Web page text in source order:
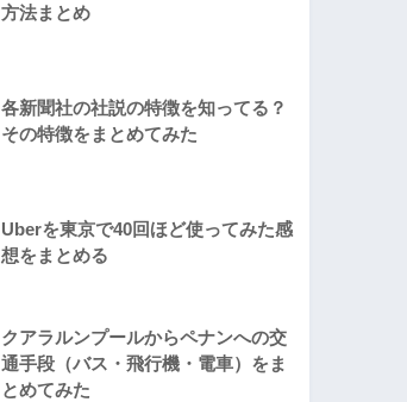
方法まとめ
各新聞社の社説の特徴を知ってる？
その特徴をまとめてみた
Uberを東京で40回ほど使ってみた感
想をまとめる
クアラルンプールからペナンへの交
通手段（バス・飛行機・電車）をま
とめてみた